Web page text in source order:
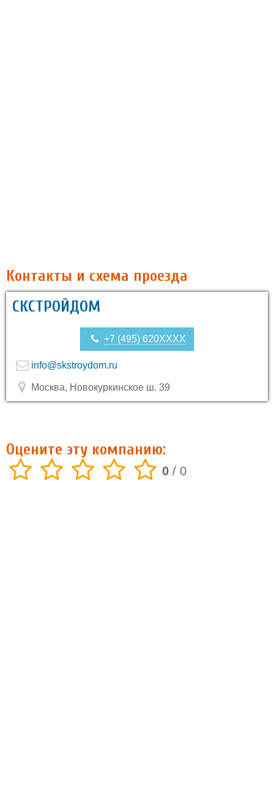
Контакты и схема проезда
СКСТРОЙДОМ
+7 (495) 620XXXX
info@skstroydom.ru
Москва, Новокуркинское ш. 39
Оцените эту компанию:
0 / 0